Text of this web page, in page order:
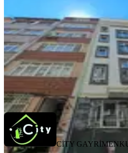
2+1·70 m²·3. Kat
65.000 ₺
CİTY GAYRİMENKUL zeki akhan
Ara
CİTY